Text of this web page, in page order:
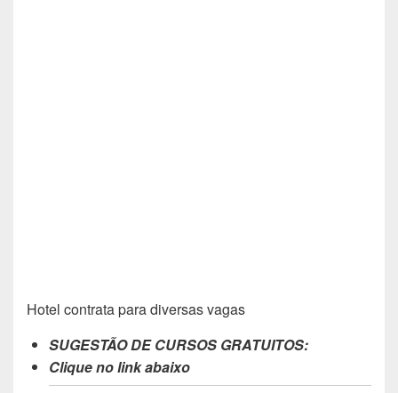
Hotel contrata para diversas vagas
SUGESTÃO DE CURSOS GRATUITOS:
Clique no link abaixo